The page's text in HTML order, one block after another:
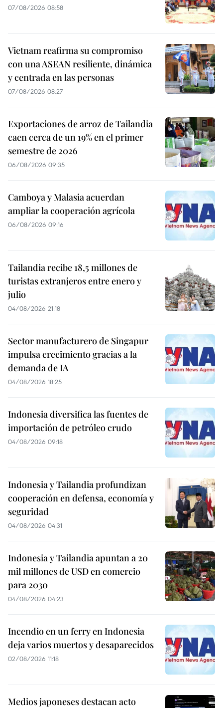
07/08/2026 08:58
Vietnam reafirma su compromiso
con una ASEAN resiliente, dinámica
y centrada en las personas
07/08/2026 08:27
Exportaciones de arroz de Tailandia
caen cerca de un 19% en el primer
semestre de 2026
06/08/2026 09:35
Camboya y Malasia acuerdan
ampliar la cooperación agrícola
06/08/2026 09:16
Tailandia recibe 18,5 millones de
turistas extranjeros entre enero y
julio
04/08/2026 21:18
Sector manufacturero de Singapur
impulsa crecimiento gracias a la
demanda de IA
04/08/2026 18:25
Indonesia diversifica las fuentes de
importación de petróleo crudo
04/08/2026 09:18
Indonesia y Tailandia profundizan
cooperación en defensa, economía y
seguridad
04/08/2026 04:31
Indonesia y Tailandia apuntan a 20
mil millones de USD en comercio
para 2030
04/08/2026 04:23
Incendio en un ferry en Indonesia
deja varios muertos y desaparecidos
02/08/2026 11:18
Medios japoneses destacan acto